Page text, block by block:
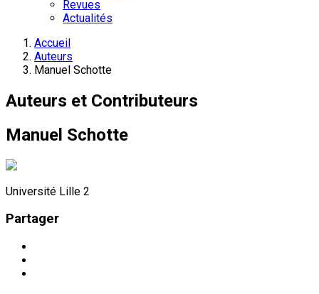
Revues
Actualités
Accueil
Auteurs
Manuel Schotte
Auteurs et Contributeurs
Manuel Schotte
Université Lille 2
Partager